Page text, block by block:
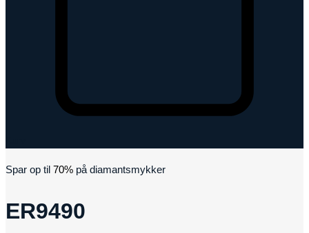
Spar op til 70% på diamantsmykker
ER9490